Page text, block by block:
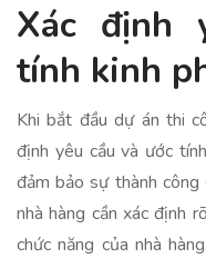
Xác định
tính kinh
Khi bắt đầu dự án thi
định yêu cầu và ước
đảm bảo sự thành
nhà hàng cần xác định
chức năng của nhà